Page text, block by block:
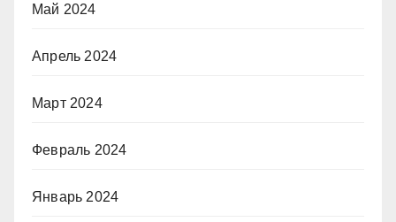
Май 2024
Апрель 2024
Март 2024
Февраль 2024
Январь 2024